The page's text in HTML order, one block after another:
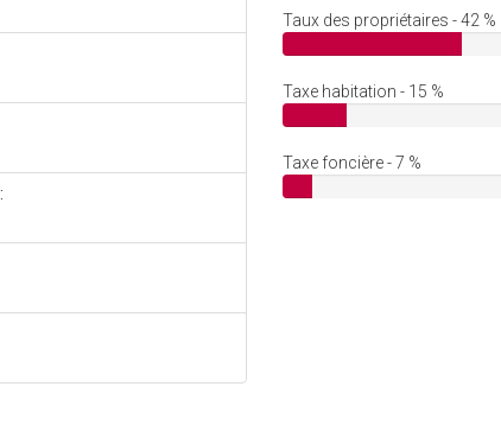
Taux des propriétaires - 42 %
Taxe habitation - 15 %
Taxe foncière - 7 %